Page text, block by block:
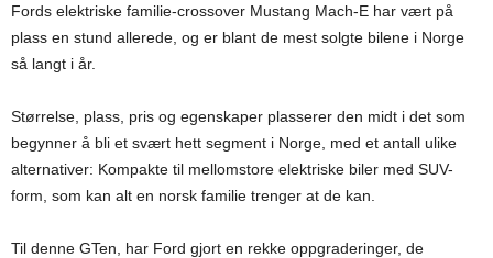
Fords elektriske familie-crossover Mustang Mach-E har vært på
plass en stund allerede, og er blant de mest solgte bilene i Norge
så langt i år.
Størrelse, plass, pris og egenskaper plasserer den midt i det som
begynner å bli et svært hett segment i Norge, med et antall ulike
alternativer: Kompakte til mellomstore elektriske biler med SUV-
form, som kan alt en norsk familie trenger at de kan.
Til denne GTen, har Ford gjort en rekke oppgraderinger, de